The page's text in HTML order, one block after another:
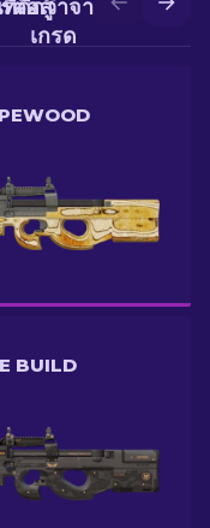
ดีกว่าจากการอัป
เกรด
ต่อสู้
BUILD